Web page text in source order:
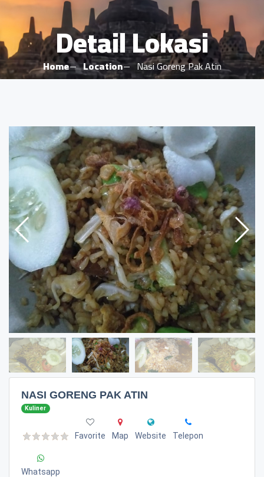
Detail Lokasi
Home Location Nasi Goreng Pak Atin
NASI GORENG PAK ATIN
Kuliner
Favorite Map Website Telepon
Whatsapp